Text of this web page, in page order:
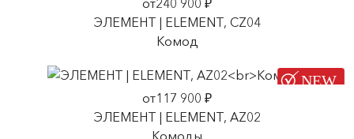
ЭЛЕМЕНТ | ELEMENT, CZ04
Комод
от117 900 ₽
ЭЛЕМЕНТ | ELEMENT, AZ02
Комоды